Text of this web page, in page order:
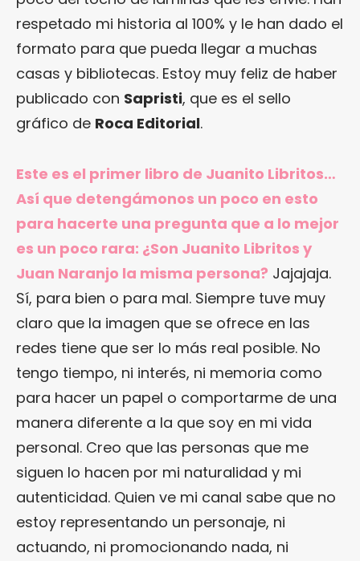
respetado mi historia al 100% y le han dado el
formato para que pueda llegar a muchas
casas y bibliotecas. Estoy muy feliz de haber
publicado con Sapristi, que es el sello
gráfico de Roca Editorial.
Este es el primer libro de Juanito Libritos…
Así que detengámonos un poco en esto
para hacerte una pregunta que a lo mejor
es un poco rara: ¿Son Juanito Libritos y
Juan Naranjo la misma persona? Jajajaja.
Sí, para bien o para mal. Siempre tuve muy
claro que la imagen que se ofrece en las
redes tiene que ser lo más real posible. No
tengo tiempo, ni interés, ni memoria como
para hacer un papel o comportarme de una
manera diferente a la que soy en mi vida
personal. Creo que las personas que me
siguen lo hacen por mi naturalidad y mi
autenticidad. Quien ve mi canal sabe que no
estoy representando un personaje, ni
actuando, ni promocionando nada, ni